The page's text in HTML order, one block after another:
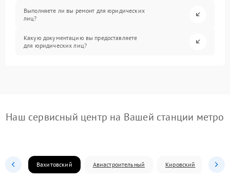
Выполняете ли вы ремонт для юридических
лиц?
Какую документацию вы предоставляете
для юридических лиц?
Наш сервисный центр на Вашей станции метро
Вахитовский Авиастроительный Кировский